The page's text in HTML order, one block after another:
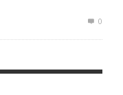
0